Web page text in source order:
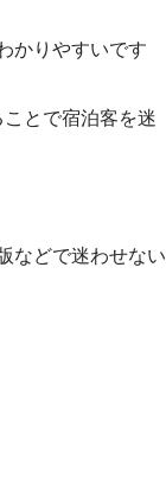
かりやすいです
とで宿泊客を迷
などで迷わせない